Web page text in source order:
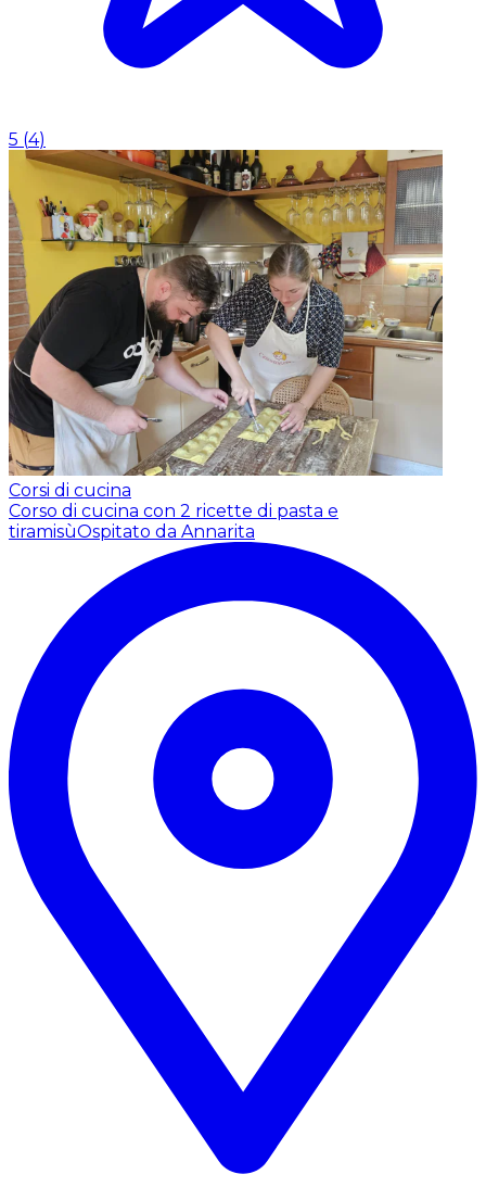
5 (4)
Corsi di cucina
Corso di cucina con 2 ricette di pasta e
tiramisùOspitato da Annarita